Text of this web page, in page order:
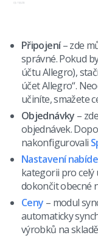
Připojení– zde
správné. Pokud
účtu Allegro),
účet Allegro“.
učiníte, smažete
Objednávky –
objednávek.
nakonfigurovali
Nastavení
kategorii pro celý
dokončit obecné
Ceny – modul
automaticky
výrobků na